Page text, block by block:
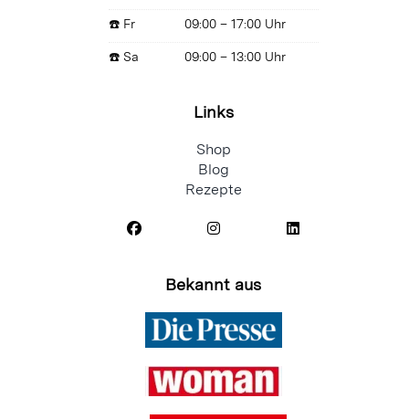
☎️ Fr 09:00 – 17:00 Uhr
☎️ Sa 09:00 – 13:00 Uhr
Links
Shop
Blog
Rezepte
Bekannt aus